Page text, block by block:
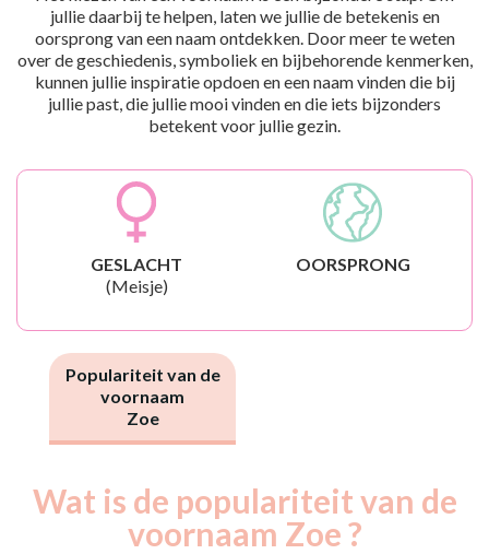
jullie daarbij te helpen, laten we jullie de betekenis en
oorsprong van een naam ontdekken. Door meer te weten
over de geschiedenis, symboliek en bijbehorende kenmerken,
kunnen jullie inspiratie opdoen en een naam vinden die bij
jullie past, die jullie mooi vinden en die iets bijzonders
betekent voor jullie gezin.
GESLACHT
(Meisje)
OORSPRONG
Populariteit van de
voornaam
Zoe
Wat is de populariteit van de
voornaam Zoe ?
Année
Nouveaux-
nés